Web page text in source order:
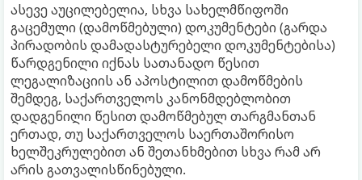
ასევე აუცილებელია, სხვა სახელმწიფოში
გაცემული (დამოწმებული) დოკუმენტები (გარდა
პირადობის დამადასტურებელი დოკუმენტებისა)
წარდგენილი იქნას სათანადო წესით
ლეგალიზაციის ან აპოსტილით დამოწმების
შემდეგ, საქართველოს კანონმდებლობით
დადგენილი წესით დამოწმებულ თარგმანთან
ერთად, თუ საქართველოს საერთაშორისო
ხელშეკრულებით ან შეთანხმებით სხვა რამ არ
არის გათვალისწინებული.